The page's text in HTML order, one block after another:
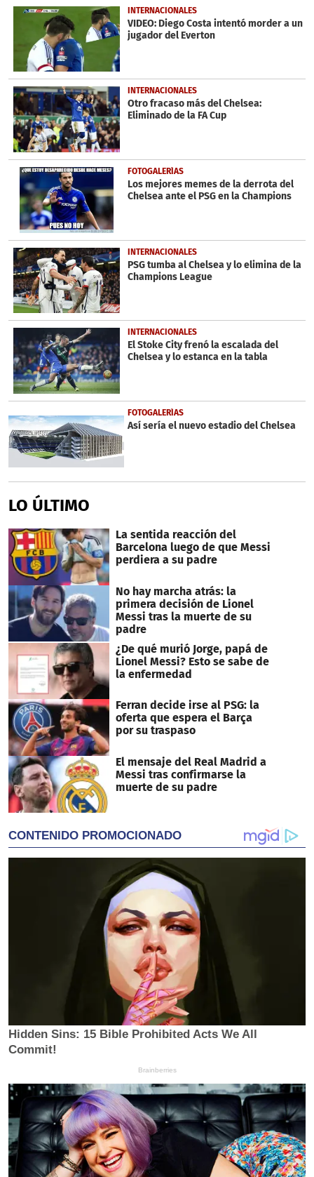
36
seconds
INTERNACIONALES
VIDEO: Diego Costa intentó morder a un
jugador del Everton
INTERNACIONALES
Otro fracaso más del Chelsea:
Eliminado de la FA Cup
FOTOGALERÍAS
Los mejores memes de la derrota del
Chelsea ante el PSG en la Champions
INTERNACIONALES
PSG tumba al Chelsea y lo elimina de la
Champions League
INTERNACIONALES
El Stoke City frenó la escalada del
Chelsea y lo estanca en la tabla
FOTOGALERÍAS
Así sería el nuevo estadio del Chelsea
LO ÚLTIMO
La sentida reacción del
Barcelona luego de que Messi
perdiera a su padre
No hay marcha atrás: la
primera decisión de Lionel
Messi tras la muerte de su
padre
¿De qué murió Jorge, papá de
Lionel Messi? Esto se sabe de
la enfermedad
Ferran decide irse al PSG: la
oferta que espera el Barça
por su traspaso
El mensaje del Real Madrid a
Messi tras confirmarse la
muerte de su padre